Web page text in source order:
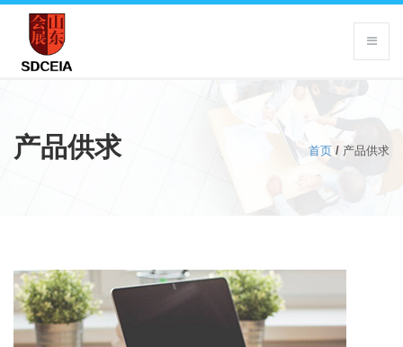
产品供求 首页 / 产品供求